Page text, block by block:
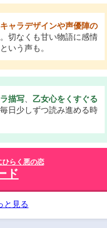
キャラデザインや声優陣の
切なくも甘い物語に感情
という声も。
描写
乙女心をくすぐる
日少しずつ読み進める時
らく悪の恋
ド
と見る